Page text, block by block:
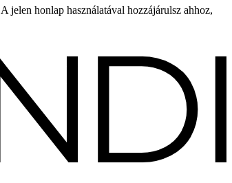
jelen honlap használatával hozzájárulsz ahhoz,